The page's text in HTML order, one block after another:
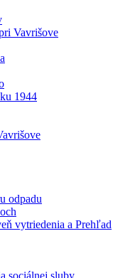
Vavrišove
1944
odpadu
vytriedenia a Prehľad
sociálnej sluby